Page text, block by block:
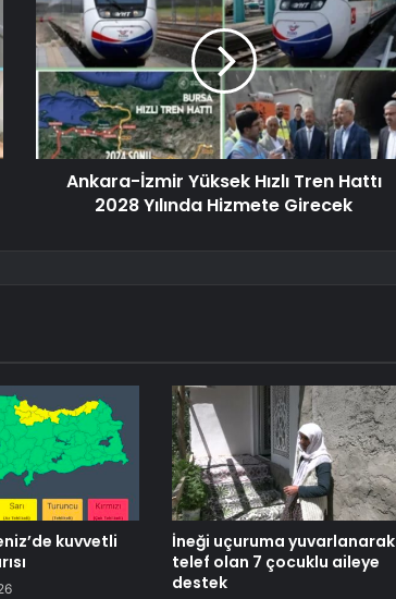
Ankara-İzmir Yüksek Hızlı Tren Hattı
2028 Yılında Hizmete Girecek
kuvvetli
İneği uçuruma yuvarlanarak
telef olan 7 çocuklu aileye
destek